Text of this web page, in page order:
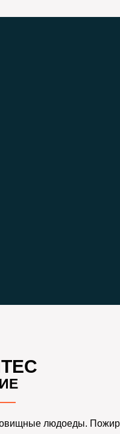
людоеды.